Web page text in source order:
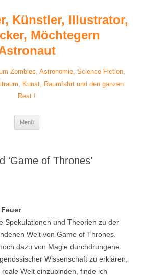
Künstler, Illustrator,
Möchtegern
Zombies, Astronomie, Science Fiction,
Kunst, Raumfahrt und den ganzen
Rest !
Menü
‘Game of Thrones’
Spekulationen und Theorien zu der
Welt von Game of Thrones.
dazu von Magie durchdrungene
Wissenschaft zu erklären,
Welt einzubinden, finde ich